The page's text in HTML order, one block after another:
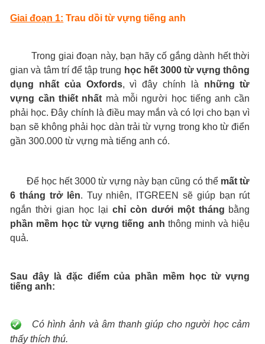
Giai đoạn 1: Trau dồi từ vựng tiếng anh
Trong giai đoạn này, bạn hãy cố gắng dành hết thời
gian và tâm trí để tập trung học hết 3000 từ vựng thông
dụng nhất của Oxfords, vì đây chính là những từ
vựng cần thiết nhất mà mỗi người học tiếng anh cần
phải học. Đây chính là điều may mắn và có lợi cho bạn vì
bạn sẽ không phải học dàn trải từ vựng trong kho từ điển
gần 300.000 từ vựng mà tiếng anh có.
Để học hết 3000 từ vựng này bạn cũng có thể mất từ
6 tháng trở lên. Tuy nhiên, ITGREEN sẽ giúp bạn rút
ngắn thời gian học lại chỉ còn dưới một tháng bằng
phần mềm học từ vựng tiếng anh thông minh và hiệu
quả.
Sau đây là đặc điểm của phần mềm học từ vựng
tiếng anh:
Có hình ảnh và âm thanh giúp cho người học cảm
thấy thích thú.